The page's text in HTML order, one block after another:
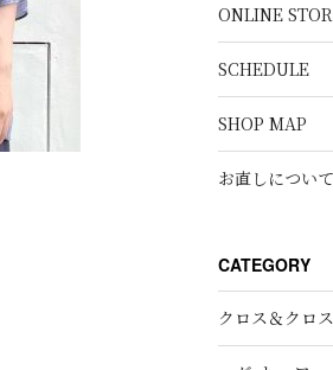
ONLINE
SCHEDULE
SHOP MAP
お直しについて
CATEGORY
クロス＆クロス